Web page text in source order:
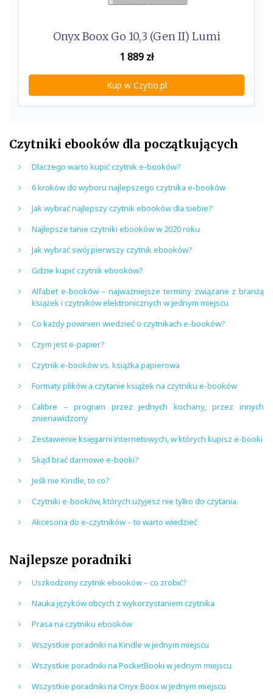
Onyx Boox Go 10,3 (Gen II) Lumi
1 889 zł
Kup w Czytio.pl
Czytniki ebooków dla początkujących
Dlaczego warto kupić czytnik e-booków?
6 kroków do wyboru najlepszego czytnika e-booków
Jak wybrać najlepszy czytnik ebooków dla siebie?
Najlepsze tanie czytniki ebooków w 2020 roku
Jak wybrać swój pierwszy czytnik ebooków?
Gdzie kupić czytnik ebooków?
Alfabet e-booków – najważniejsze terminy związane z branżą
książek i czytników elektronicznych w jednym miejscu
Co każdy powinien wiedzieć o czytnikach e-booków?
Czym jest e-papier?
Czytnik e-booków vs. książka papierowa
Formaty plików a czytanie książek na czytniku e-booków
Calibre – program przez jednych kochany, przez innych
znienawidzony
Zestawienie księgarni internetowych, w których kupisz e-booki
Skąd brać darmowe e-booki?
Jeśli nie Kindle, to co?
Czytniki e-booków, których użyjesz nie tylko do czytania
Akcesoria do e-czytników – to warto wiedzieć
Najlepsze poradniki
Uszkodzony czytnik ebooków – co zrobić?
Nauka języków obcych z wykorzystaniem czytnika
Prasa na czytniku ebooków
Wszystkie poradniki na Kindle w jednym miejscu
Wszystkie poradniki na PocketBooki w jednym miejscu
Wszystkie poradniki na Onyx Boox w jednym miejscu